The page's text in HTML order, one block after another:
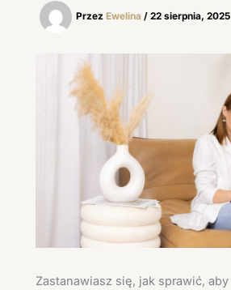
Przez Ewelina / 22 sierpnia, 2025
Zastanawiasz się, jak sprawić, aby